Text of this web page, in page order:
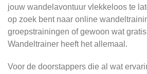
jouw wandelavontuur vlekkeloos te
op zoek bent naar online
groepstrainingen of gewoon wat
Wandeltrainer heeft het allemaal.
Voor de doorstappers die al wat